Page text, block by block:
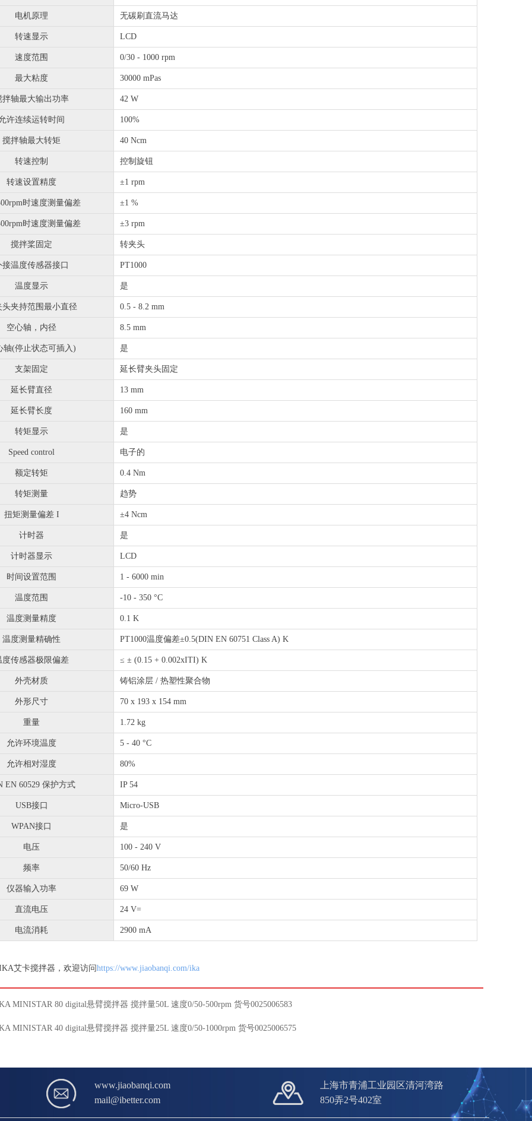
电机原理 无碳刷直流马达
转速显示 LCD
速度范围 0/30 - 1000 rpm
最大粘度 30000 mPas
拌轴最大输出功率 42 W
许连续运转时间 100%
搅拌轴最大转矩 40 Ncm
转速控制 控制旋钮
转速设置精度 ±1 rpm
时速度测量偏差 ±1 %
时速度测量偏差 ±3 rpm
搅拌桨固定 转夹头
接温度传感器接口 PT1000
温度显示 是
头夹持范围最小直径 0.5 - 8.2 mm
空心轴，内径 8.5 mm
轴(停止状态可插入) 是
支架固定 延长臂夹头固定
延长臂直径 13 mm
延长臂长度 160 mm
转矩显示 是
Speed control 电子的
额定转矩 0.4 Nm
转矩测量 趋势
扭矩测量偏差 I ±4 Ncm
计时器 是
计时器显示 LCD
时间设置范围 1 - 6000 min
温度范围 -10 - 350 °C
温度测量精度 0.1 K
温度测量精确性 PT1000温度偏差±0.5(DIN EN 60751 Class A) K
度传感器极限偏差 ≤ ± (0.15 + 0.002xITI) K
外壳材质 铸铝涂层 / 热塑性聚合物
外形尺寸 70 x 193 x 154 mm
重量 1.72 kg
允许环境温度 5 - 40 °C
允许相对湿度 80%
EN 60529 保护方式 IP 54
USB接口 Micro-USB
WPAN接口 是
电压 100 - 240 V
频率 50/60 Hz
仪器输入功率 69 W
直流电压 24 V=
电流消耗 2900 mA
艾卡搅拌器，欢迎访问https://www.jiaobanqi.com/ika
MINISTAR 80 digital悬臂搅拌器 搅拌量50L 速度0/50-500rpm 货号0025006583
MINISTAR 40 digital悬臂搅拌器 搅拌量25L 速度0/50-1000rpm 货号0025006575
www.jiaobanqi.com
mail@ibetter.com
上海市青浦工业园区清河湾路
850弄2号402室